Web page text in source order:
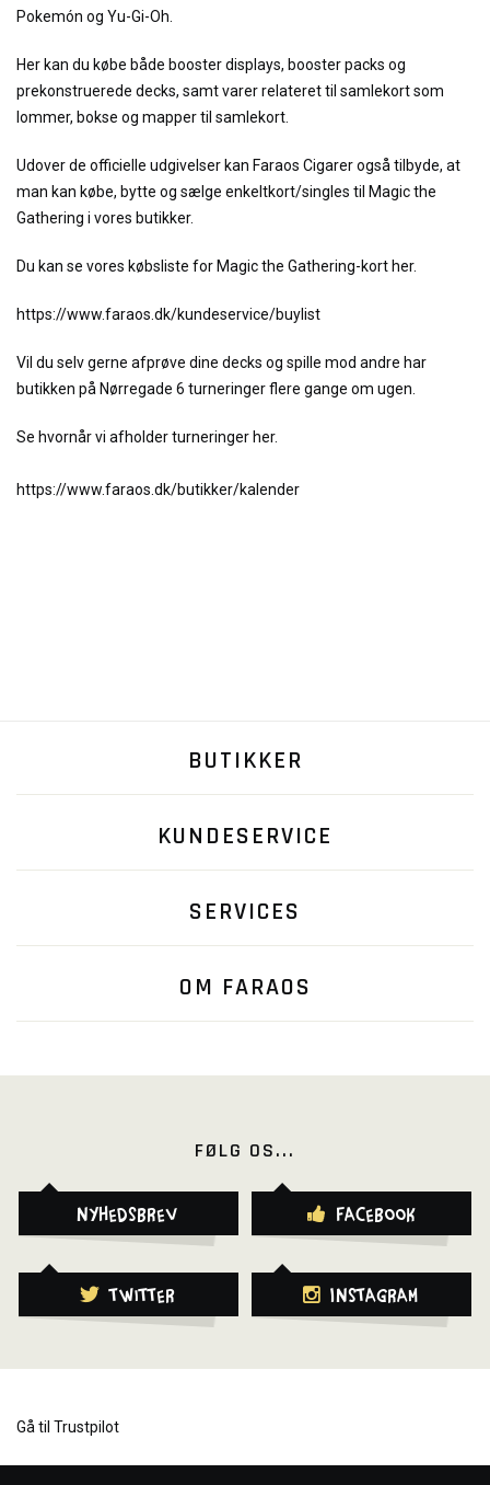
Pokemón og Yu-Gi-Oh.
Her kan du købe både booster displays, booster packs og
prekonstruerede decks, samt varer relateret til samlekort som
lommer, bokse og mapper til samlekort.
Udover de officielle udgivelser kan Faraos Cigarer også tilbyde, at
man kan købe, bytte og sælge enkeltkort/singles til Magic the
Gathering i vores butikker.
Du kan se vores købsliste for Magic the Gathering-kort her.
https://www.faraos.dk/kundeservice/buylist
Vil du selv gerne afprøve dine decks og spille mod andre har
butikken på Nørregade 6 turneringer flere gange om ugen.
Se hvornår vi afholder turneringer her.
https://www.faraos.dk/butikker/kalender
BUTIKKER
KUNDESERVICE
SERVICES
OM FARAOS
FØLG OS...
Nyhedsbrev Facebook
Twitter Instagram
Gå til Trustpilot